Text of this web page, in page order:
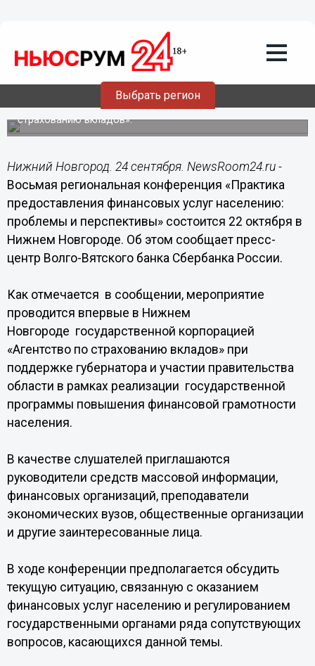
Выбрать регион
населению: проблемы и перспективы»
состоится 22 октября в Нижнем
Мероприятие проводится впервые в Нижнем Новгороде
государственной корпорацией «Агентство по
страхованию вкладов».
Нижний Новгород. 24 сентября. NewsRoom24.ru -
Восьмая региональная конференция «Практика
предоставления финансовых услуг населению:
проблемы и перспективы» состоится 22 октября в
Нижнем Новгороде. Об этом сообщает пресс-
центр Волго-Вятского банка Сбербанка России.
Как отмечается в сообщении, мероприятие
проводится впервые в Нижнем
Новгороде государственной корпорацией
«Агентство по страхованию вкладов» при
поддержке губернатора и участии правительства
области в рамках реализации государственной
программы повышения финансовой грамотности
населения.
В качестве слушателей приглашаются
руководители средств массовой информации,
финансовых организаций, преподаватели
экономических вузов, общественные организации
и другие заинтересованные лица.
В ходе конференции предполагается обсудить
текущую ситуацию, связанную с оказанием
финансовых услуг населению и регулированием
государственными органами ряда сопутствующих
вопросов, касающихся данной темы.